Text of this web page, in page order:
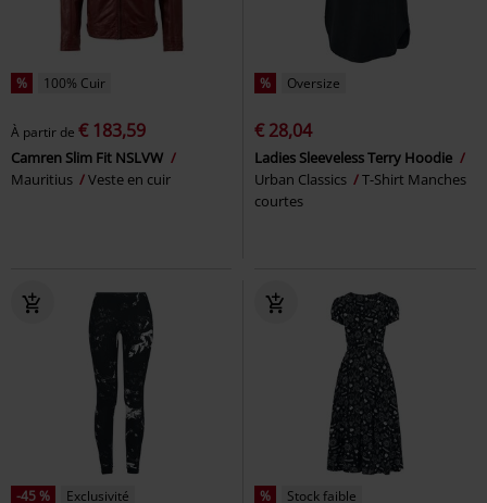
% 100% Cuir
À partir de € 183,59
Camren Slim Fit NSLVW
Mauritius
Veste en cuir
% Oversize
€ 28,04
Ladies Sleeveless Terry Hoodie
Urban Classics
T-Shirt Manches
courtes
-45 %
Exclusivité
% Stock faible